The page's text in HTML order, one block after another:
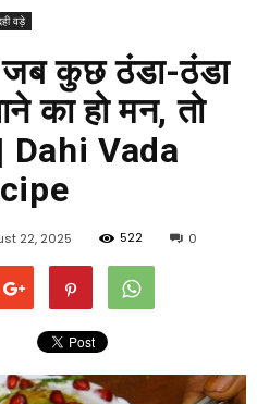
वड़े
जब कुछ ठंडा-ठंडा
का हो मन​, तो
Dahi Vada
22, 2025 522 0